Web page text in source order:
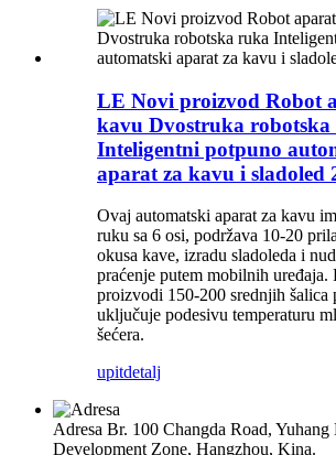
LE Novi proizvod Robot
kavu Dvostruka
Inteligentni potpuno
aparat za kavu i sladoled
Ovaj automatski aparat za kavu
ruku sa 6 osi, podržava 10-20
okusa kave, izradu sladoleda i
praćenje putem mobilnih uređaja.
proizvodi 150-200 srednjih šalica
uključuje podesivu temperaturu
šećera.
upitdetalj
Adresa Br. 100 Changda Road, Yuhang
Development Zone, Hangzhou, Kina.